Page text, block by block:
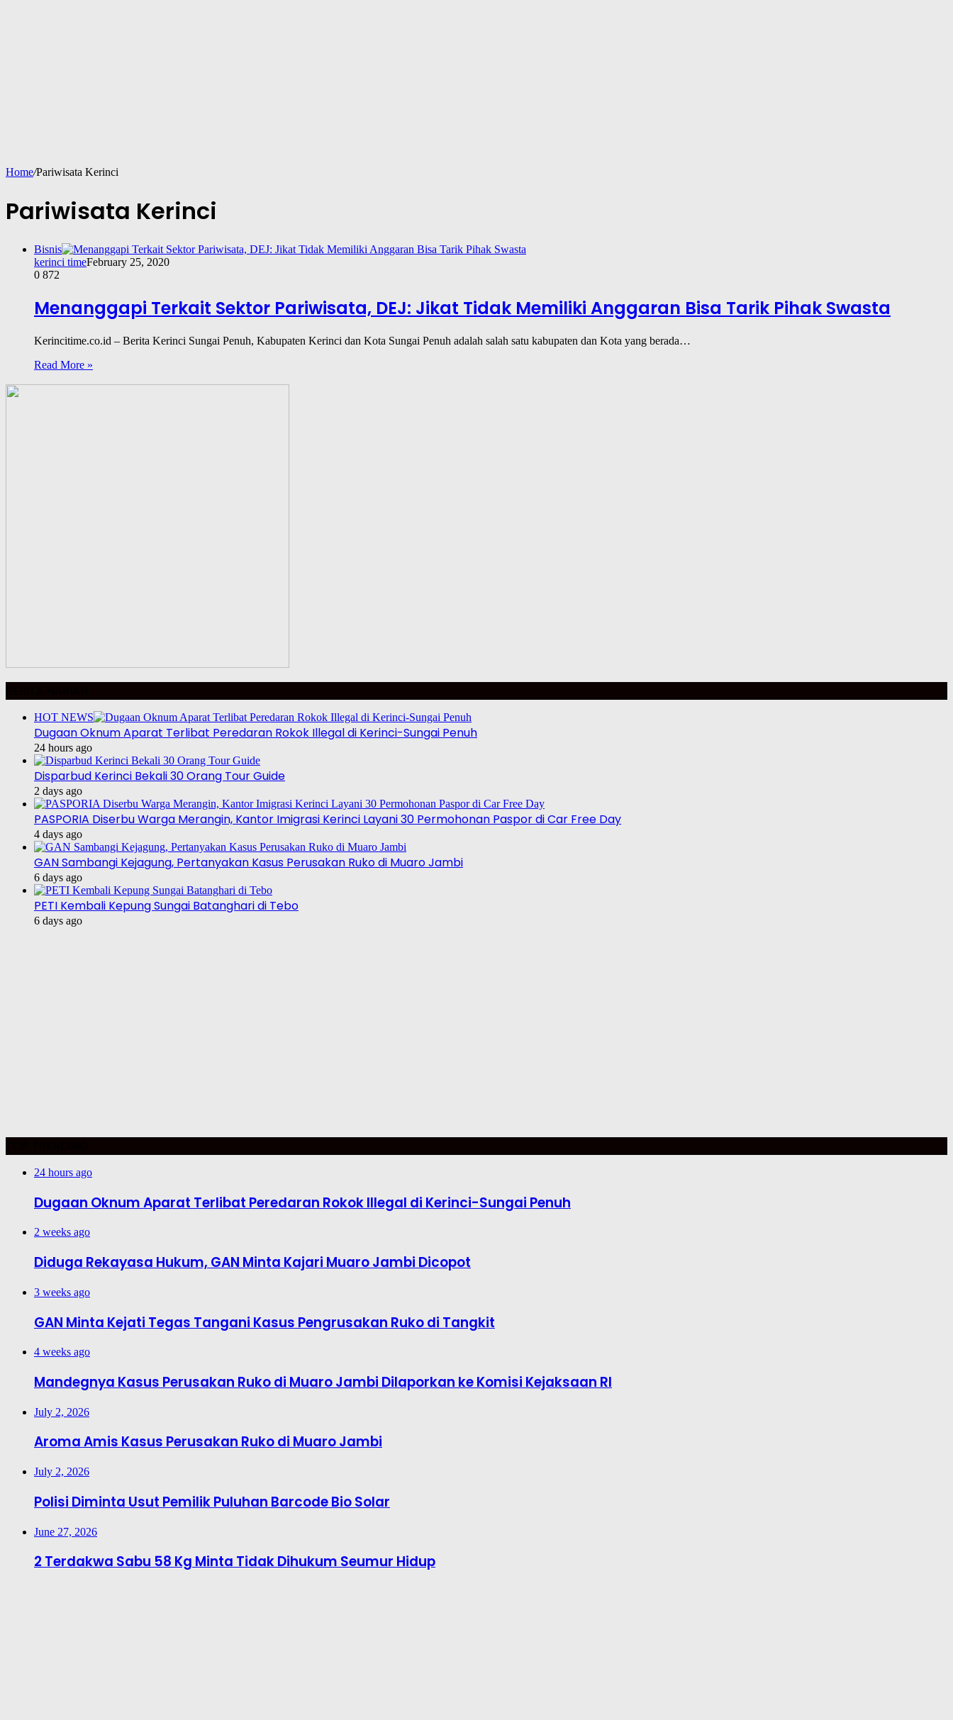
Home/Pariwisata Kerinci
Pariwisata Kerinci
Bisnis
kerinci timeFebruary 25, 2020
0 872
Menanggapi Terkait Sektor Pariwisata, DEJ: Jikat Tidak Memiliki Anggaran Bisa Tarik Pihak Swasta
Kerincitime.co.id – Berita Kerinci Sungai Penuh, Kabupaten Kerinci dan Kota Sungai Penuh adalah salah satu kabupaten dan Kota yang berada…
Read More »
HOT NEWS
Dugaan Oknum Aparat Terlibat Peredaran Rokok Illegal di Kerinci-Sungai Penuh
24 hours ago
Disparbud Kerinci Bekali 30 Orang Tour Guide
2 days ago
PASPORIA Diserbu Warga Merangin, Kantor Imigrasi Kerinci Layani 30 Permohonan Paspor di Car Free Day
4 days ago
GAN Sambangi Kejagung, Pertanyakan Kasus Perusakan Ruko di Muaro Jambi
6 days ago
PETI Kembali Kepung Sungai Batanghari di Tebo
6 days ago
24 hours ago
Dugaan Oknum Aparat Terlibat Peredaran Rokok Illegal di Kerinci-Sungai Penuh
2 weeks ago
Diduga Rekayasa Hukum, GAN Minta Kajari Muaro Jambi Dicopot
3 weeks ago
GAN Minta Kejati Tegas Tangani Kasus Pengrusakan Ruko di Tangkit
4 weeks ago
Mandegnya Kasus Perusakan Ruko di Muaro Jambi Dilaporkan ke Komisi Kejaksaan RI
July 2, 2026
Aroma Amis Kasus Perusakan Ruko di Muaro Jambi
July 2, 2026
Polisi Diminta Usut Pemilik Puluhan Barcode Bio Solar
June 27, 2026
2 Terdakwa Sabu 58 Kg Minta Tidak Dihukum Seumur Hidup